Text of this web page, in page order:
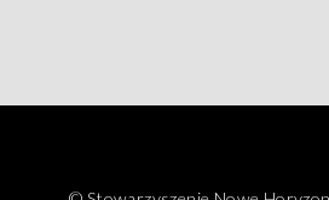
Korzystanie ze wszystkich